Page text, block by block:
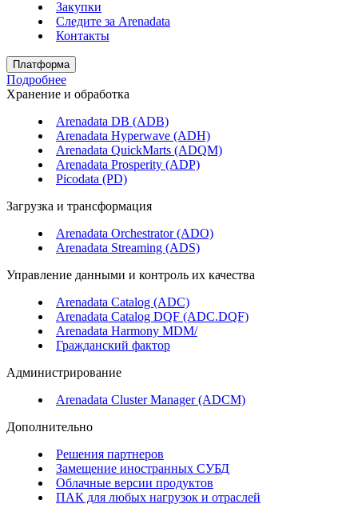
Закупки
Следите за Аrenadata
Контакты
Платформа
Подробнее
Хранение и обработка
Arenadata DB (ADB)
Arenadata Hyperwave (ADH)
Arenadata QuickMarts (ADQM)
Arenadata Prosperity (ADP)
Picodata (PD)
Загрузка и трансформация
Arenadata Orchestrator (ADO)
Arenadata Streaming (ADS)
Управление данными и контроль их качества
Arenadata Catalog (ADC)
Arenadata Catalog DQF (ADС.DQF)
Arenadata Harmony MDM/
Гражданский фактор
Администрирование
Arenadata Cluster Manager (ADCM)
Дополнительно
Решения партнеров
Замещение иностранных СУБД
Облачные версии продуктов
ПАК для любых нагрузок и отраслей